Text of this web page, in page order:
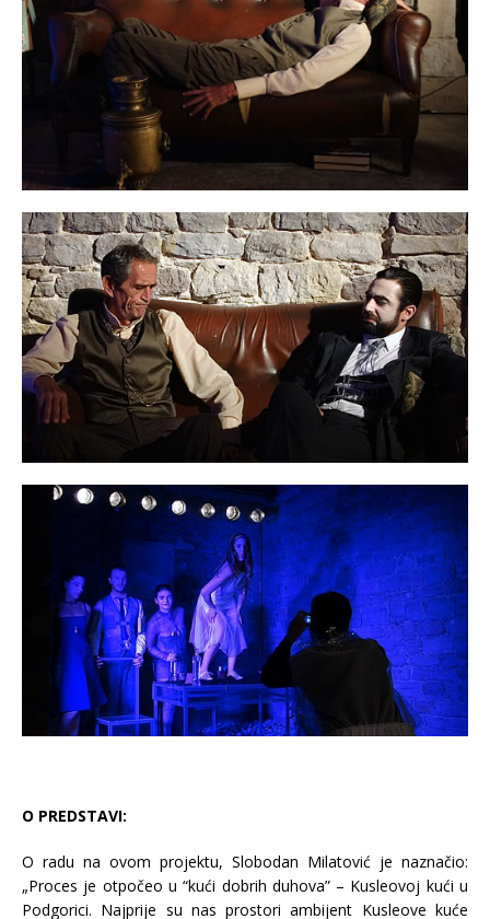
O PREDSTAVI:
O radu na ovom projektu, Slobodan Milatović je naznačio:
„Proces je otpočeo u “kući dobrih duhova” – Kusleovoj kući u
Podgorici. Najprije su nas prostori ambijent Kusleove kuće